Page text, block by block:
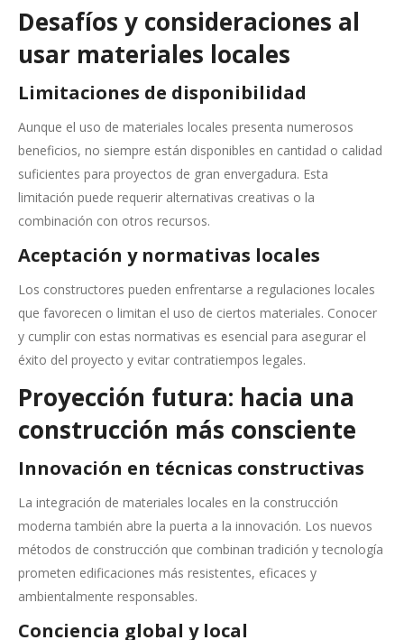
Desafíos y consideraciones al
usar materiales locales
Limitaciones de disponibilidad
Aunque el uso de materiales locales presenta numerosos
beneficios, no siempre están disponibles en cantidad o calidad
suficientes para proyectos de gran envergadura. Esta
limitación puede requerir alternativas creativas o la
combinación con otros recursos.
Aceptación y normativas locales
Los constructores pueden enfrentarse a regulaciones locales
que favorecen o limitan el uso de ciertos materiales. Conocer
y cumplir con estas normativas es esencial para asegurar el
éxito del proyecto y evitar contratiempos legales.
Proyección futura: hacia una
construcción más consciente
Innovación en técnicas constructivas
La integración de materiales locales en la construcción
moderna también abre la puerta a la innovación. Los nuevos
métodos de construcción que combinan tradición y tecnología
prometen edificaciones más resistentes, eficaces y
ambientalmente responsables.
Conciencia global y local